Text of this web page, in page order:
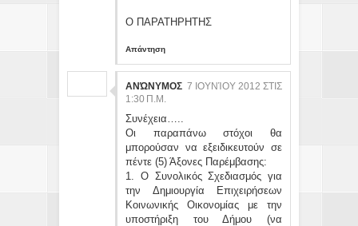
Ο ΠΑΡΑΤΗΡΗΤΗΣ
Απάντηση
ΑΝΏΝΥΜΟΣ 7 ΙΟΥΝΊΟΥ 2012 ΣΤΙΣ
1:30 Π.Μ.
Συνέχεια…..
Οι παραπάνω στόχοι θα
μπορούσαν να εξειδικευτούν σε
πέντε (5) Άξονες Παρέμβασης:
1. Ο Συνολικός Σχεδιασμός για
την Δημιουργία Επιχειρήσεων
Κοινωνικής Οικονομίας με την
υποστήριξη του Δήμου (να